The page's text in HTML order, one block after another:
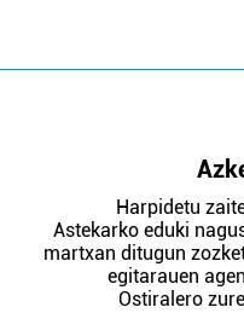
Harpidetu
Astekarko eduki
martxan ditugun
egitarauen
Ostiralero